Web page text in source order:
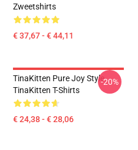
Zweetshirts
€ 37,67 - € 44,11
TinaKitten Pure Joy Style
TinaKitten T-Shirts
€ 24,38 - € 28,06
-20%